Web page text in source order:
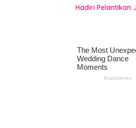
Hadiri Pelantikan